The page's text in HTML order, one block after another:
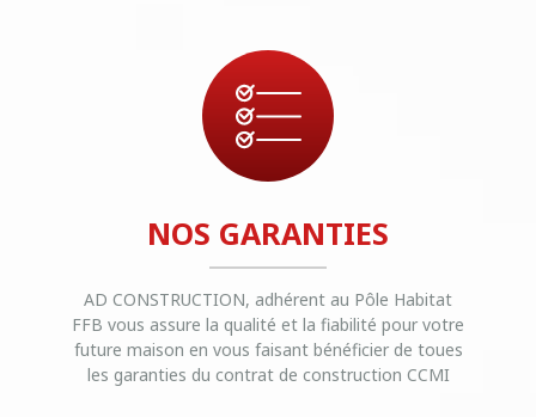
NOS GARANTIES
AD CONSTRUCTION, adhérent au Pôle Habitat
FFB vous assure la qualité et la fiabilité pour votre
future maison en vous faisant bénéficier de toues
les garanties du contrat de construction CCMI